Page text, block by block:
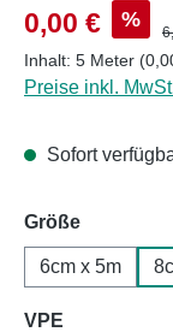
Verkaufspreis:
0,00 € %
Inhalt: 5 Meter
Preise inkl.
Sofort
Größeauswählen
6cm x 5m
VPE